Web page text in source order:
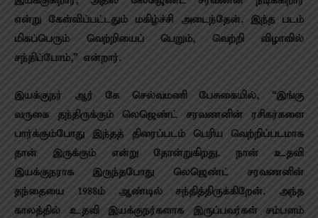
என்று கேள்விப்பட்டதும் மகிழ்ச்சி அடைந்தேன். இந்த படம்
மிகப்பெரும் வெற்றியைப் பெறும், வெற்றி விழாவில்
சந்திப்போம்,” என்றார்.
இயக்குநர் ஆர் கே செல்வமணி பேசுகையில், “இங்கு
வருகை தந்திருக்கும் லெஜெண்ட் சரவணனின் ரசிகர்களை
பார்க்கும்போது இந்தத் திரைப்படம் பெரிய வெற்றிப்படமாக
தான் இருக்கும் என்று தோன்றுகிறது. நான் உதவி
இயக்குந‌ராக இருந்தபோது லெஜெண்ட் சரவணனின்
தந்தையை 1988ம் ஆண்டில் சந்தித்திருக்கிறேன். அந்த
காலத்தில் உதவி இயக்குந‌ர்களாக இருப்பவர்கள் சம்பளம்